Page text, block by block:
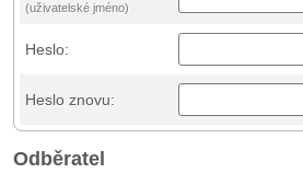
(uživatelské jméno)
Heslo:
Heslo znovu:
Odběratel